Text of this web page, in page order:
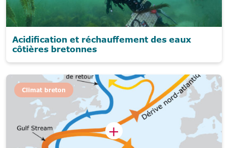
Acidification et réchauffement des eaux
côtières bretonnes
Climat breton